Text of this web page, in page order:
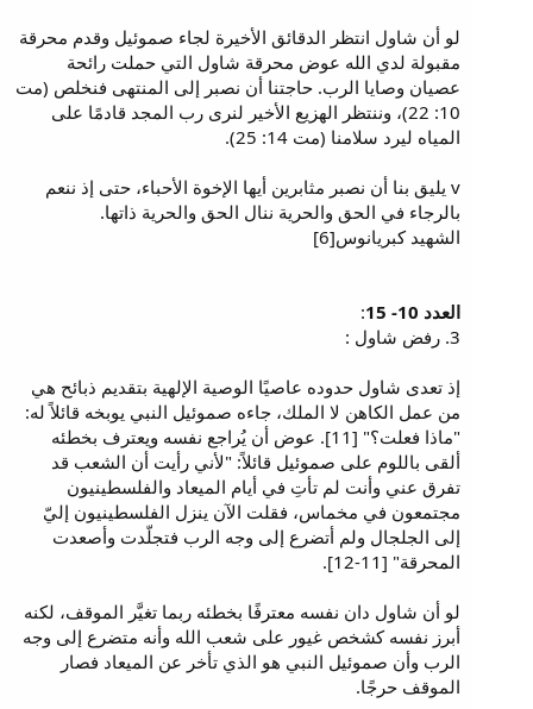
لو أن شاول انتظر الدقائق الأخيرة لجاء صموئيل وقدم محرقة
مقبولة لدي الله عوض محرقة شاول التي حملت رائحة
عصيان وصايا الرب. حاجتنا أن نصبر إلى المنتهى فنخلص (مت
10: 22)، وننتظر الهزيع الأخير لنرى رب المجد قادمًا على
المياه ليرد سلامنا (مت 14: 25).
v يليق بنا أن نصبر مثابرين أيها الإخوة الأحباء، حتى إذ ننعم
بالرجاء في الحق والحرية ننال الحق والحرية ذاتها.
الشهيد كبريانوس[6]
العدد 10- 15
:
3. رفض شاول :
إذ تعدى شاول حدوده عاصيًا الوصية الإلهية بتقديم ذبائح هي
من عمل الكاهن لا الملك، جاءه صموئيل النبي يوبخه قائلاً له:
"ماذا فعلت؟" [11]. عوض أن يُراجع نفسه ويعترف بخطئه
ألقى باللوم على صموئيل قائلاً: "لأني رأيت أن الشعب قد
تفرق عني وأنت لم تأتِ في أيام الميعاد والفلسطينيون
مجتمعون في مخماس، فقلت الآن ينزل الفلسطينيون إليّ
إلى الجلجال ولم أتضرع إلى وجه الرب فتجلّدت وأصعدت
المحرقة" [11-12].
لو أن شاول دان نفسه معترفًا بخطئه ربما تغيَّر الموقف، لكنه
أبرز نفسه كشخص غيور على شعب الله وأنه متضرع إلى وجه
الرب وأن صموئيل النبي هو الذي تأخر عن الميعاد فصار
الموقف حرجًا.